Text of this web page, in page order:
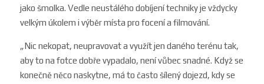
jako šmolka. Vedle neustálého dobíjení techniky je vždycky
velkým úkolem i výběr místa pro focení a filmování.
„Nic nekopat, neupravovat a využít jen daného terénu tak,
aby to na fotce dobře vypadalo, není vůbec snadné. Když se
konečně něco naskytne, má to často šílený dojezd, kdy se